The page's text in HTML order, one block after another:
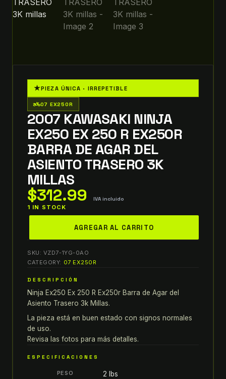
★PIEZA ÚNICA · IRREPETIBLE
two_wheeler07 EX250R
2007 KAWASAKI NINJA
EX250 EX 250 R EX250R
BARRA DE AGAR DEL
ASIENTO TRASERO 3K
MILLAS
$312.99 IVA incluido
1 IN STOCK
EX250
250
R
EX250R
BARRA
DE
AGAR
DEL
AGREGAR AL CARRITO
SKU: VZD7-1YG-0AO
CATEGORY: 07 EX250R
DESCRIPCIÓN
Ninja Ex250 Ex 250 R Ex250r Barra de Agar del
Asiento Trasero 3k Millas.
La pieza está en buen estado con signos normales
de uso.
Revisa las fotos para más detalles.
ESPECIFICACIONES
PESO 2 lbs